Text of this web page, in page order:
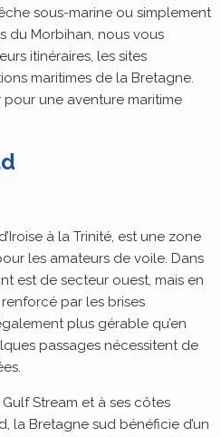
sous-marine ou simplement
du Morbihan, nous vous
itinéraires, les sites
maritimes de la Bretagne.
une aventure maritime
à la Trinité, est une zone
les amateurs de voile. Dans
est de secteur ouest, mais en
par les brises
plus gérable qu’en
passages nécessitent de
Stream et à ses côtes
la Bretagne sud bénéficie d’un